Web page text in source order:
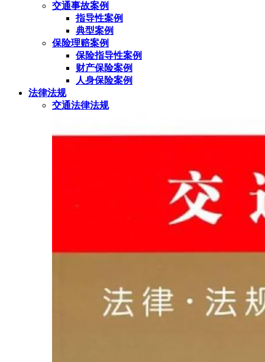
交通事故案例
指导性案例
典型案例
保险理赔案例
保险指导性案例
财产保险案例
人身保险案例
法律法规
交通法律法规